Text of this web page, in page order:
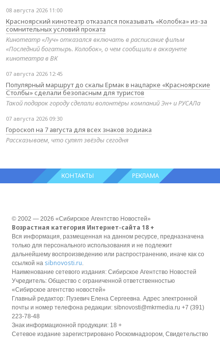
08 августа 2026 11:00
Красноярский кинотеатр отказался показывать «Колобка» из-за
сомнительных условий проката
Кинотеатр «Луч» отказался включать в расписание фильм
«Последний богатырь. Колобок», о чем сообщили в аккаунте
кинотеатра в ВК
07 августа 2026 12:45
Популярный маршрут до скалы Ермак в нацпарке «Красноярские
Столбы» сделали безопасным для туристов
Такой подарок городу сделали волонтёры компаний Эн+ и РУСАЛа
07 августа 2026 09:30
Гороскоп на 7 августа для всех знаков зодиака
Рассказываем, что сулят звёзды сегодня
КОНТАКТЫ РЕКЛАМА
© 2002 — 2026 «Сибирское Агентство Новостей»
Возрастная категория Интернет-сайта 18 +
Вся информация, размещенная на данном ресурсе, предназначена
только для персонального использования и не подлежит
дальнейшему воспроизведению или распространению, иначе как со
ссылкой на sibnovosti.ru.
Наименование сетевого издания: Сибирское Агентство Новостей
Учредитель: Общество с ограниченной ответственностью
«Сибирское агентство новостей»
Главный редактор: Пузевич Елена Сергеевна. Адрес электронной
почты и номер телефона редакции: sibnovosti@mkrmedia.ru +7 (391)
223-78-48
Знак информационной продукции: 18 +
Сетевое издание зарегистрировано Роскомнадзором, Свидетельство